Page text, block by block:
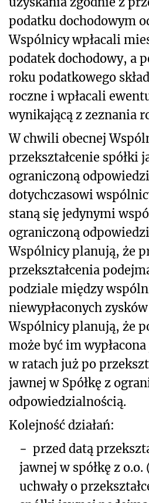
podatku dochodowym
Wspólnicy wpłacali
podatek dochodowy, a
roku podatkowego
roczne i wpłacali
wynikającą z zeznania
W chwili obecnej
przekształcenie spółki
ograniczoną
dotychczasowi
staną się jedynymi
ograniczoną
Wspólnicy planują, że
przekształcenia
podziale między
niewypłaconych
Wspólnicy planują, że
może być im
w ratach już po
jawnej w Spółkę z
odpowiedzialnością.
Kolejność działań:
− przed datą
jawnej w spółkę z
uchwały o